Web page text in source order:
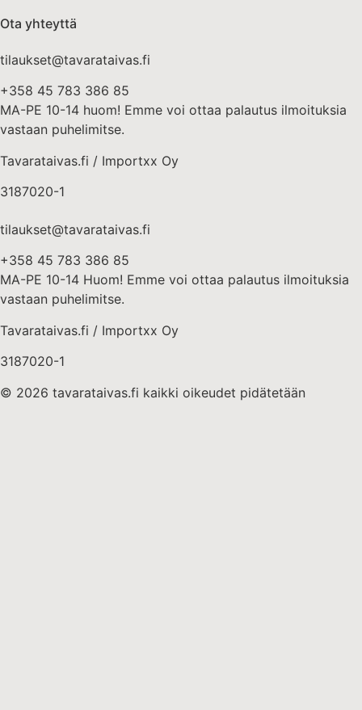
Ota yhteyttä
tilaukset@tavarataivas.fi
+358 45 783 386 85
MA-PE 10-14 huom! Emme voi ottaa palautus ilmoituksia
vastaan puhelimitse.
Tavarataivas.fi / Importxx Oy
3187020-1
tilaukset@tavarataivas.fi
+358 45 783 386 85
MA-PE 10-14 Huom! Emme voi ottaa palautus ilmoituksia
vastaan puhelimitse.
Tavarataivas.fi / Importxx Oy
3187020-1
© 2026 tavarataivas.fi kaikki oikeudet pidätetään